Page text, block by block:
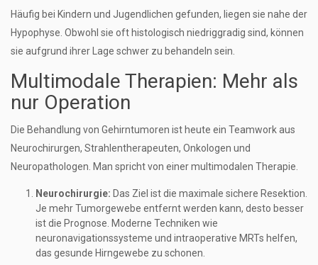
Häufig bei Kindern und Jugendlichen gefunden, liegen sie nahe der
Hypophyse. Obwohl sie oft histologisch niedriggradig sind, können
sie aufgrund ihrer Lage schwer zu behandeln sein.
Multimodale Therapien: Mehr als
nur Operation
Die Behandlung von Gehirntumoren ist heute ein Teamwork aus
Neurochirurgen, Strahlentherapeuten, Onkologen und
Neuropathologen. Man spricht von einer multimodalen Therapie.
Neurochirurgie: Das Ziel ist die maximale sichere Resektion.
Je mehr Tumorgewebe entfernt werden kann, desto besser
ist die Prognose. Moderne Techniken wie
neuronavigationssysteme und intraoperative MRTs helfen,
das gesunde Hirngewebe zu schonen.